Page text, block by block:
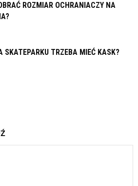
ROZMIAR OCHRANIACZY NA
SKATEPARKU TRZEBA MIEĆ KASK?